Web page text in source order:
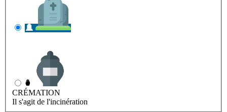
CRÉMATION
Il s'agit de l'incinération